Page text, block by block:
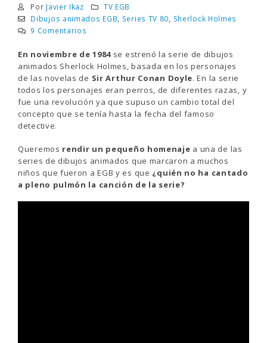
Por Javier Ikaz
TV EGB
Dibujos animados EGB, Series TV 80, Sherlock Holmes
9 Comentarios
En noviembre de 1984 se estrenó la serie de dibujos
animados Sherlock Holmes, basada en los personajes
de las novelas de Sir Arthur Conan Doyle. En la serie
todos los personajes eran perros, de diferentes razas, y
fue una revolución ya que supuso un cambio total del
concepto que se tenía hasta la fecha del famoso
detective.
Queremos rendir un pequeño homenaje a una de las
series de dibujos animados que marcaron a muchos
niños que fueron a EGB y es que ¿quién no ha cantado
a pleno pulmón la canción de la serie?